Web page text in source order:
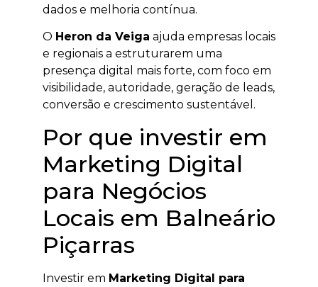
dados e melhoria contínua.
O Heron da Veiga ajuda empresas locais
e regionais a estruturarem uma
presença digital mais forte, com foco em
visibilidade, autoridade, geração de leads,
conversão e crescimento sustentável.
Por que investir em
Marketing Digital
para Negócios
Locais em Balneário
Piçarras
Investir em Marketing Digital para